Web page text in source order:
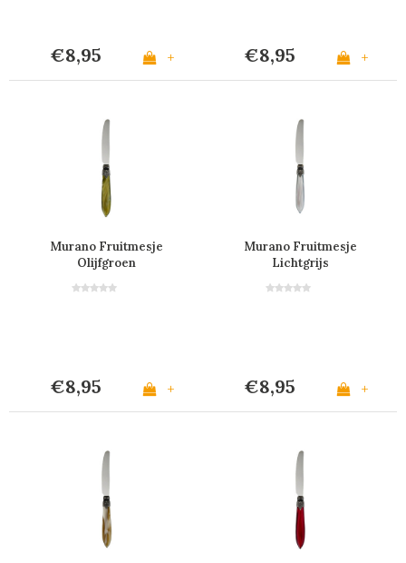
€8,95 + €8,95 +
Murano Fruitmesje
Olijfgroen
€8,95 +
Murano Fruitmesje
Lichtgrijs
€8,95 +